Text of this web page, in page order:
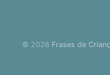
© 2026 Frases de